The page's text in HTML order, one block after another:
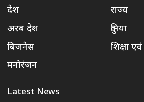
देश
राज्य
अरब देश
दुनिया
बिजनेस
शिक्षा
मनोरंजन
Latest News